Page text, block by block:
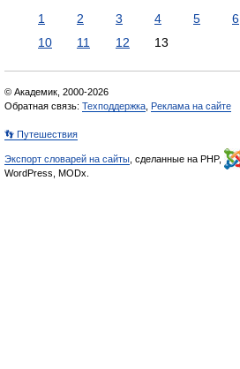
1 2 3 4 5 6
10
11 12 13
© Академик, 2000-2026
Обратная связь: Техподдержка Реклама на сайте
👣 Путешествия
Экспорт словарей на сайты , сделанные на PHP,
WordPress, MODx.